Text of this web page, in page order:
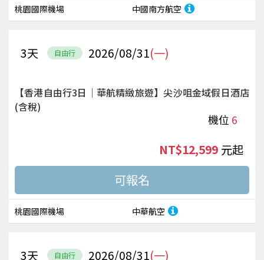
桃園國際機場 中國南方航空
自由行 2026/08/31(一)
3天
【香港自由行3日｜華航精緻旅遊】尖沙咀金域假日酒店
(含稅)
機位 6
桃園國際機場 中華航空
NT$12,599 起
自由行 2026/08/31(一)
3天